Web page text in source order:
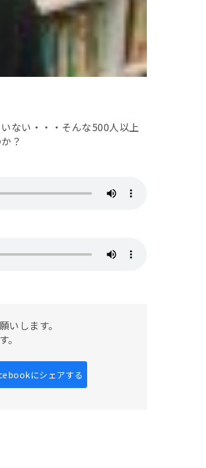
ない・・・そんな500人以上
？
します。
にシェアする